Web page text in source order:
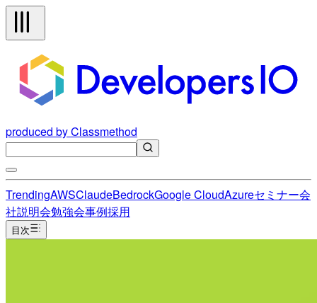
produced by Classmethod
TrendingAWSClaudeBedrockGoogle CloudAzureセミナー会
社説明会勉強会事例採用
目次